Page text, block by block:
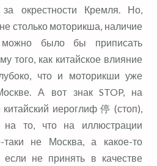
окрестности Кремля. Но,
столько моторикша, наличие
можно было бы приписать
того, как китайское влияние
что и моторикши уже
А вот знак STOP, на
иероглиф 停 (стоп),
на то, что на иллюстрации
таки не Москва, а какое-то
не принять в качестве